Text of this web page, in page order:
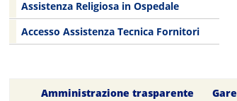
Assistenza Religiosa in Ospedale
Accesso Assistenza Tecnica Fornitori
Amministrazione trasparente Gare